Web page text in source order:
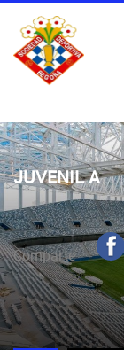
JUVENIL A
Comparte